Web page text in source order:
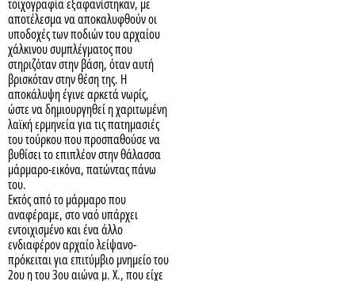
τοιχογραφία εξαφανίστηκαν, με
αποτέλεσμα να αποκαλυφθούν οι
υποδοχές των ποδιών του αρχαίου
χάλκινου συμπλέγματος που
στηριζόταν στην βάση, όταν αυτή
βρισκόταν στην θέση της. Η
αποκάλυψη έγινε αρκετά νωρίς,
ώστε να δημιουργηθεί η χαριτωμένη
λαϊκή ερμηνεία για τις πατημασιές
του τούρκου που προσπαθούσε να
βυθίσει το επιπλέον στην θάλασσα
μάρμαρο-εικόνα, πατώντας πάνω
του.
Εκτός από το μάρμαρο που
αναφέραμε, στο ναό υπάρχει
εντοιχισμένο και ένα άλλο
ενδιαφέρον αρχαίο λείψανο-
πρόκειται για επιτύμβιο μνημείο του
2ου η του 3ου αιώνα μ. X., που είχε